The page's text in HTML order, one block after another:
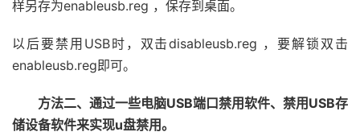
样另存为enableusb.reg ，保存到桌面。
以后要禁用USB时，双击disableusb.reg ，要解锁双击
enableusb.reg即可。
方法二、通过一些电脑USB端口禁用软件、禁用USB存
储设备软件来实现u盘禁用。